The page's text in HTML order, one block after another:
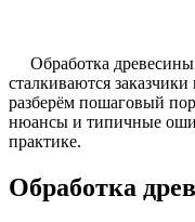
Обработка
сталкиваются
разберём пошаговый
нюансы и типичные
практике.
Обработка